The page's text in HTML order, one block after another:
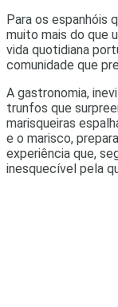
Para os espanhóis
muito mais do que
vida quotidiana
comunidade que
A gastronomia,
trunfos que
marisqueiras
e o marisco,
experiência que,
inesquecível pela